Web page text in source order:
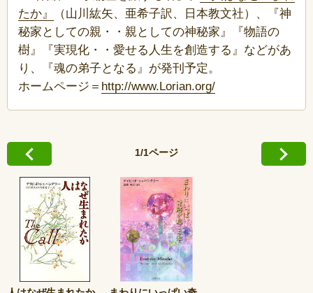
たか』
（山川紘矢、亜希子訳、日本教文社）、『神
秘家としての親・・親としての神秘家』『物語の
樹』『実現化・・愛せる人生を創造する』などがあ
り、『魂の弟子となる』が発刊予定。
ホームページ＝ http://www.Lorian.org/
1/1ページ